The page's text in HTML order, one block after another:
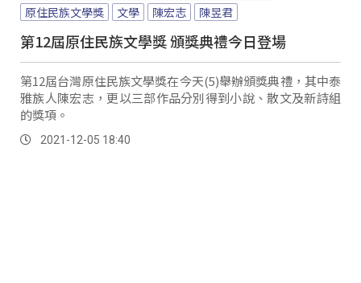
原住民族文學獎
文學 陳宏志 陳昱君
第12屆原住民族文學獎 頒獎典禮今日登場
第12屆台灣原住民族文學獎在今天(5)舉辦頒獎典禮，其中泰
雅族人陳宏志，更以三部作品分別得到小說、散文及新詩組
的獎項。
2021-12-05 18:40